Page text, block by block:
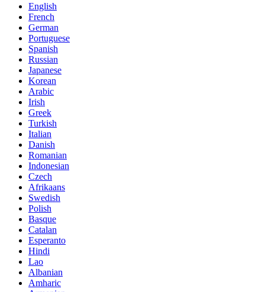
English
French
German
Portuguese
Spanish
Russian
Japanese
Korean
Arabic
Irish
Greek
Turkish
Italian
Danish
Romanian
Indonesian
Czech
Afrikaans
Swedish
Polish
Basque
Catalan
Esperanto
Hindi
Lao
Albanian
Amharic